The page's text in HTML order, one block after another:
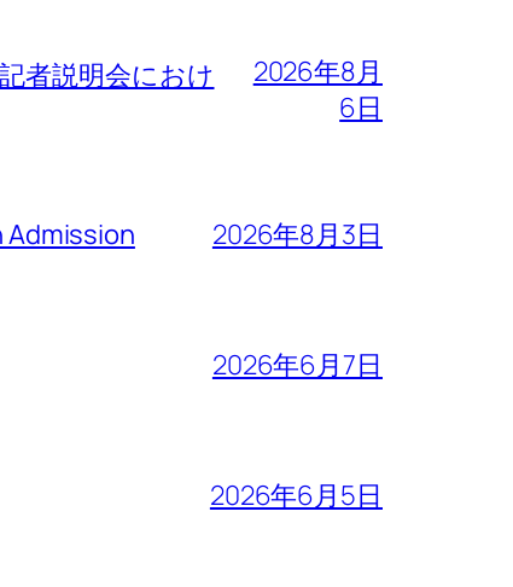
者説明会におけ
2026年8月
6日
Admission 2026年8月3日
2026年6月7日
2026年6月5日